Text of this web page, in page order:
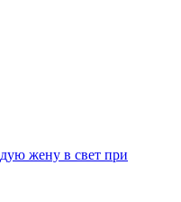
жену в свет при